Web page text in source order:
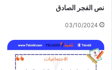
نص الفجر الصادق
03/10/2024